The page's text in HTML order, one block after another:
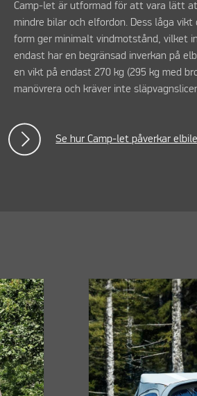
Camp-let är utformad för att vara lätt
mindre bilar och elfordon. Dess låga vikt
form ger minimalt vindmotstånd, vilket
endast har en begränsad inverkan på
en vikt på endast 270 kg (295 kg med
manövrera och kräver inte
Se hur Camp-let påverkar